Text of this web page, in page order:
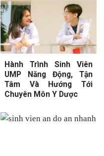
Hành Trình Sinh Viên
UMP Năng Động, Tận
Tâm Và Hướng Tới
Chuyên Môn Y Dược